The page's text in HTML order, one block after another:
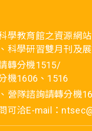
學教育館之資源網
科學研習雙月刊及
轉分機1515/
機1606、1516
營隊諮詢請轉分機
可洽E-mail：